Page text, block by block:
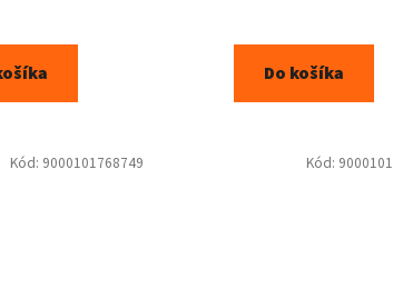
Do košíka
Kód: 9000101768749 Kód: